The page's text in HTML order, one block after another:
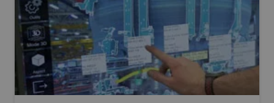
Читать пресс-релиз